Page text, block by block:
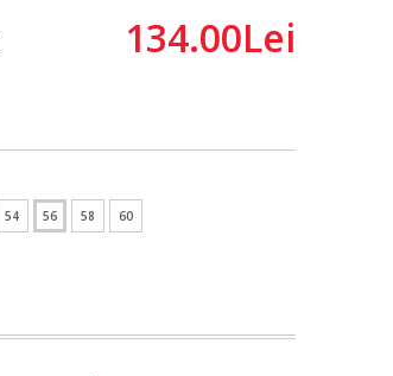
134.00Lei
54 56 58 60